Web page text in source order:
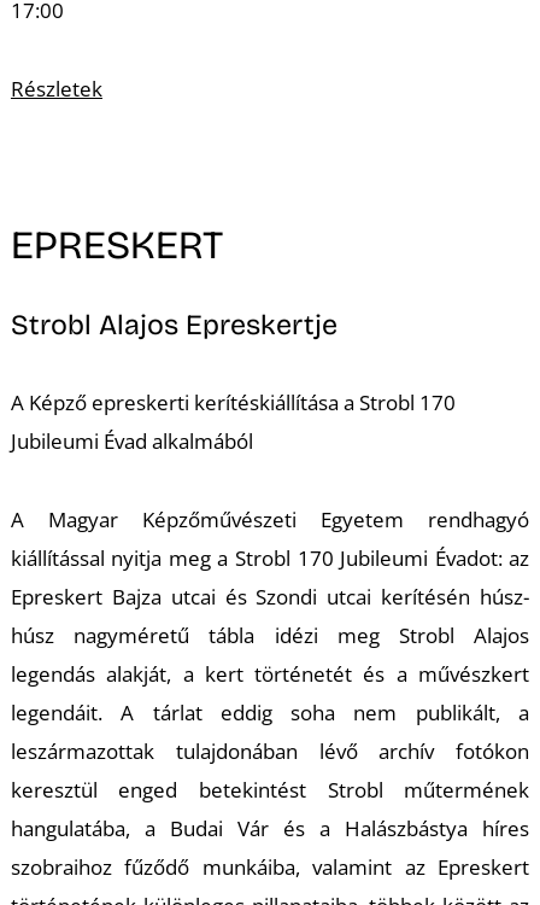
17:00
Részletek
EPRESKERT
Strobl Alajos Epreskertje
A Képző epreskerti kerítéskiállítása a Strobl 170
Jubileumi Évad alkalmából
A Magyar Képzőművészeti Egyetem rendhagyó
kiállítással nyitja meg a Strobl 170 Jubileumi Évadot: az
Epreskert Bajza utcai és Szondi utcai kerítésén húsz-
húsz nagyméretű tábla idézi meg Strobl Alajos
legendás alakját, a kert történetét és a művészkert
legendáit. A tárlat eddig soha nem publikált, a
leszármazottak tulajdonában lévő archív fotókon
keresztül enged betekintést Strobl műtermének
hangulatába, a Budai Vár és a Halászbástya híres
szobraihoz fűződő munkáiba, valamint az Epreskert